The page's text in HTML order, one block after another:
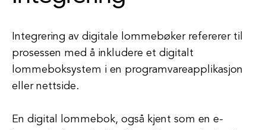
Integrering av digitale lommebøker refererer til
prosessen med å inkludere et digitalt
lommeboksystem i en programvareapplikasjon
eller nettside.
En digital lommebok, også kjent som en e-